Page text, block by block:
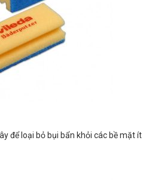
để loại bỏ bụi bẩn khỏi các bề mặt ít